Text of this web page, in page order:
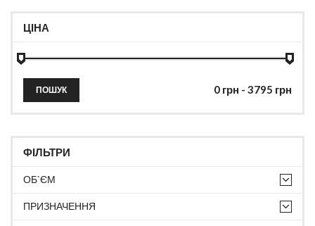
ЦІНА
ПОШУК
ФІЛЬТРИ
ОБ`ЄМ
ПРИЗНАЧЕННЯ